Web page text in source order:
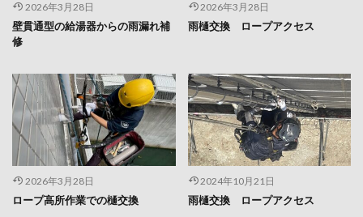
2026年3月28日
壁貫通型の給湯器からの雨漏れ補
修
2026年3月28日
雨樋交換 ロープアクセス
2026年3月28日
ロープ高所作業での樋交換
2024年10月21日
雨樋交換 ロープアクセス